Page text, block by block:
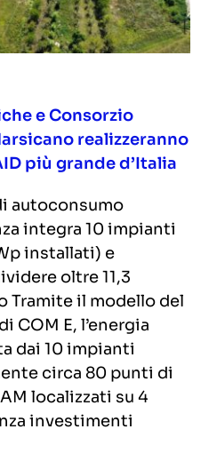
e Consorzio
realizzeranno
più grande d’Italia
autoconsumo
integra 10 impianti
installati) e
oltre 11,3
Tramite il modello del
COM E, l’energia
dai 10 impianti
circa 80 punti di
localizzati su 4
investimenti